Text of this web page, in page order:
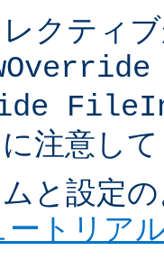
クティ
注意し
と設定
ートリア